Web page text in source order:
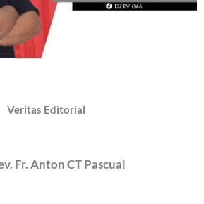
Veritas Editorial
Fr. Anton CT Pascual